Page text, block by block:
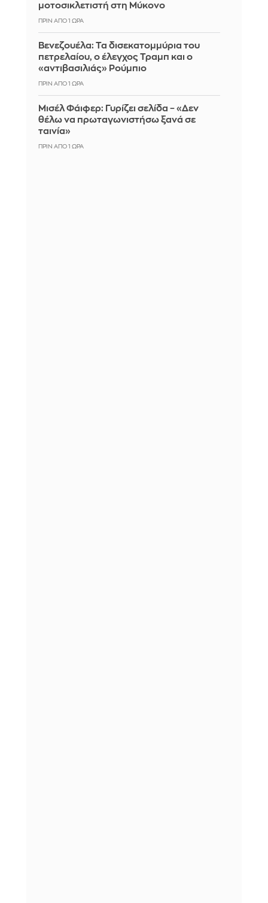
μοτοσικλετιστή στη Μύκονο
ΠΡΙΝ ΑΠΌ 1 ΏΡΑ
Βενεζουέλα: Τα δισεκατομμύρια του
πετρελαίου, ο έλεγχος Τραμπ και ο
«αντιβασιλιάς» Ρούμπιο
ΠΡΙΝ ΑΠΌ 1 ΏΡΑ
Μισέλ Φάιφερ: Γυρίζει σελίδα – «Δεν
θέλω να πρωταγωνιστήσω ξανά σε
ταινία»
ΠΡΙΝ ΑΠΌ 1 ΏΡΑ